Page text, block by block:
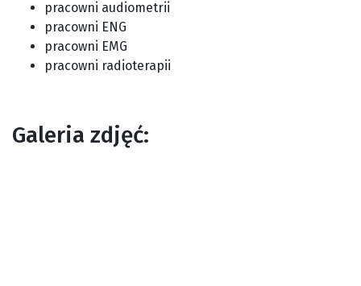
pracowni audiometrii
pracowni ENG
pracowni EMG
pracowni radioterapii
Galeria zdjęć: